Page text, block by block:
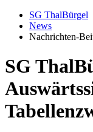
SG ThalBürgel
News
Nachrichten-
SG